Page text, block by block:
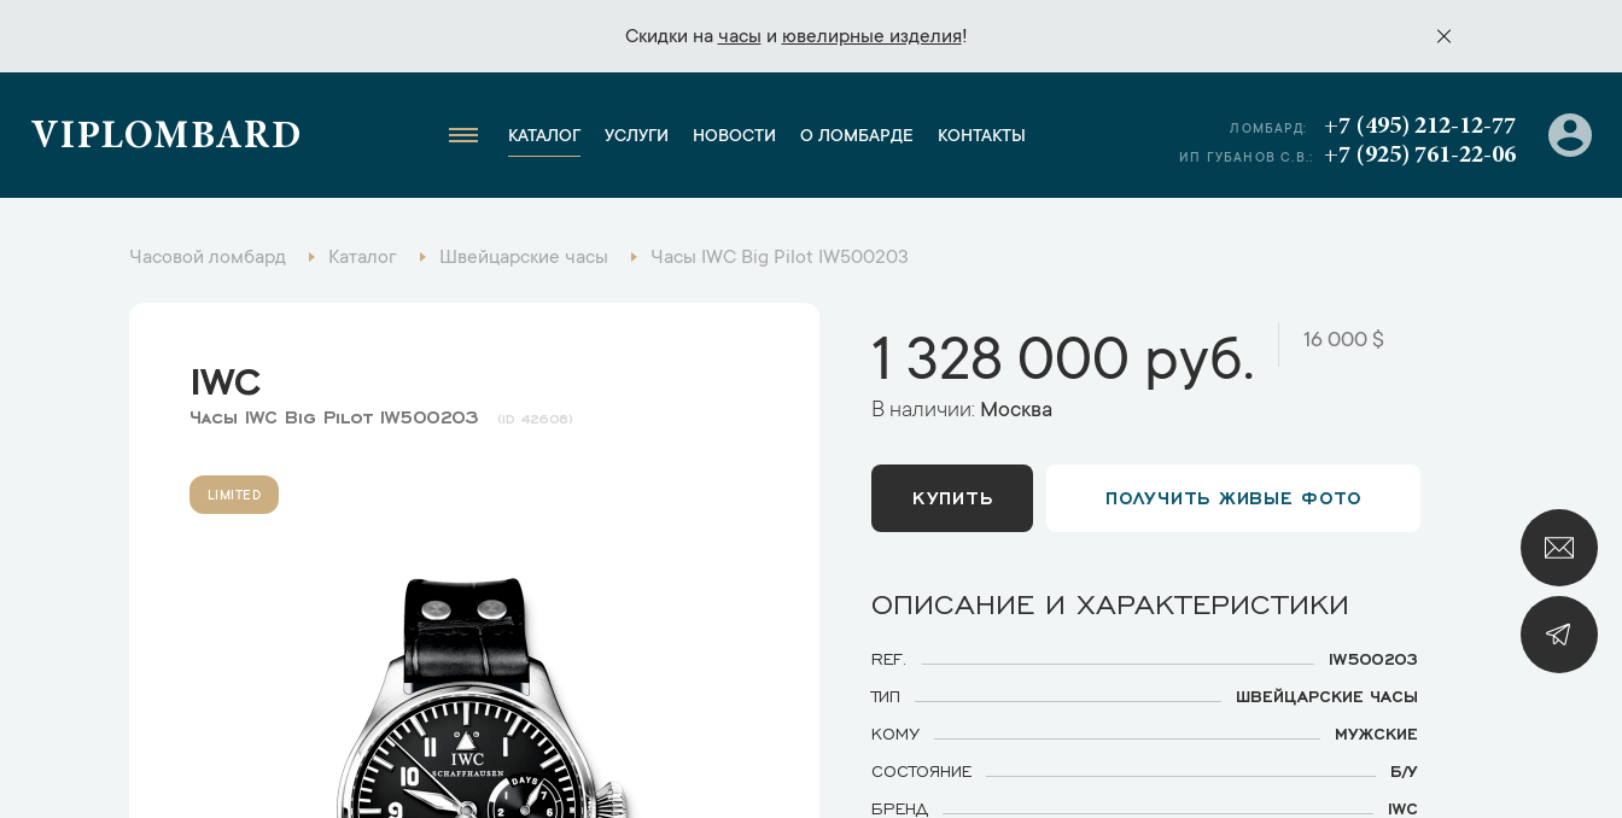
Скидки на часы и ювелирные изделия!
Скидки на часы и ювелирные изделия!
VIPLOMBARD КАТАЛОГ УСЛУГИ НОВОСТИ О ЛОМБАРДЕ КОНТАКТЫ ЛОМБАРД: +7 (495) 212-12-77
ИП ГУБАНОВ С.В.: +7 (925) 761-22-06
Часовой ломбард Каталог Швейцарские часы Часы IWC Big Pilot IW500203
IWC
Часы IWC Big Pilot IW500203 42608
LIMITED
1 328 000 руб. 16 000 $
В наличии: Москва
КУПИТЬ ПОЛУЧИТЬ ЖИВЫЕ ФОТО
ОПИСАНИЕ И ХАРАКТЕРИСТИКИ
REF.
IW500203
ТИП
ШВЕЙЦАРСКИЕ ЧАСЫ
КОМУ
МУЖСКИЕ
СОСТОЯНИЕ
Б/У
БРЕНД
IWC